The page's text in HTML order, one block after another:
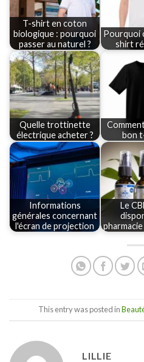
T-shirt en coton
biologique : pourquoi
passer au naturel ?
Pourquoi
shirt
Quelle trottinette
électrique acheter ?
bon
Informations
générales concernant
l'écran de projection
Le
This entry was posted in
LILLIE